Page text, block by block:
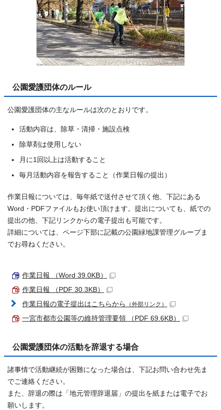
公園愛護団体のルール
公園愛護団体の主なルールは次のとおりです。
活動内容は、除草・清掃・施設点検
除草剤は使用しない
月に1回以上は活動すること
毎月活動内容を報告すること（作業日報の提出）
作業日報については、毎年紙で送付させて頂く他、下記にある
Word・PDFファイルもお使い頂けます。提出についても、紙での
提出の他、下記リンクからの電子提出も可能です。
詳細については、ページ下部に記載の公園緑地課管理グループま
でお尋ねください。
作業日報 （Word 39.0KB）
作業日報 （PDF 30.3KB）
作業日報の電子提出はこちらから
（外部リンク）
一宮市都市公園等の維持管理要領 （PDF 69.6KB）
公園愛護団体の活動を辞退する場合
諸事情で活動継続が困難になった場合は、下記お問い合わせ先ま
でご連絡ください。
また、辞退の際は「地元管理辞退届」の提出を紙または電子でお
願いします。